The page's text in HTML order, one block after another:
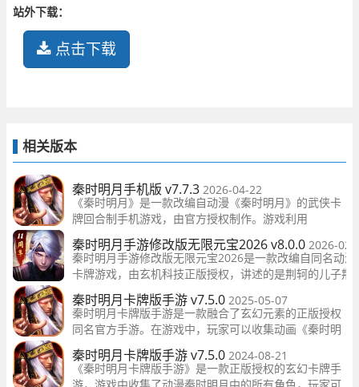
站外下载：
点击下载
相关版本
秦时明月手机版 v7.7.3 2026-04-22
《秦时明月》是一款改编自动漫《秦时明月》的武侠卡
牌回合制手机游戏，由官方授权制作。游戏利用
Cocos2d-X引擎制作，采用2D游戏制作，画面精致，战
斗场景炫酷，拥有精美的战斗动画和技能特效。
秦时明月手游修改版无限元宝2026 v8.0.0 2026-02-
秦时明月手游修改版无限元宝2026是一款改编自同名动漫
卡牌游戏，由玄机科技正版授权，讲述的是荆轲的儿子荆
明的冒险之旅，为我们再现了春秋战国时期诸子百家的神
姿态。
秦时明月卡牌版手游 v7.5.0 2025-05-07
秦时明月卡牌版手游是一款融合了玄幻元素的正版授权
同名官方手游。在游戏中，玩家可以收集动画《秦时明
月》中的所有角色，并通过挑战和冒险来提升他们的实
力。游戏战斗画面炫酷，技能特效精美，带来沉浸式的
战斗体验
秦时明月卡牌版手游 v7.5.0 2024-08-21
《秦时明月卡牌版手游》是一款正版授权的玄幻卡牌手